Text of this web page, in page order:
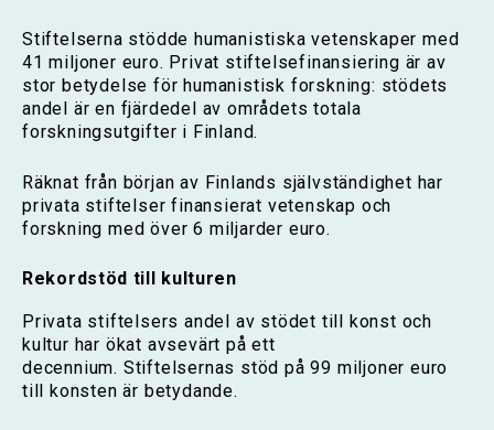
Stiftelserna stödde humanistiska vetenskaper med
41 miljoner euro. Privat stiftelsefinansiering är av
stor betydelse för humanistisk forskning: stödets
andel är en fjärdedel av områdets totala
forskningsutgifter i Finland.
Räknat från början av Finlands självständighet har
privata stiftelser finansierat vetenskap och
forskning med över 6 miljarder euro.
Rekordstöd till kulturen
Privata stiftelsers andel av stödet till konst och
kultur har ökat avsevärt på ett
decennium. Stiftelsernas stöd på 99 miljoner euro
till konsten är betydande.